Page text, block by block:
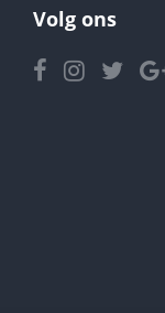
Volg ons